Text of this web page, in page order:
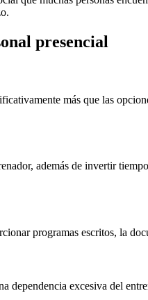
presencial
más que las
además de invertir
programas escritos, la
dependencia excesiva del